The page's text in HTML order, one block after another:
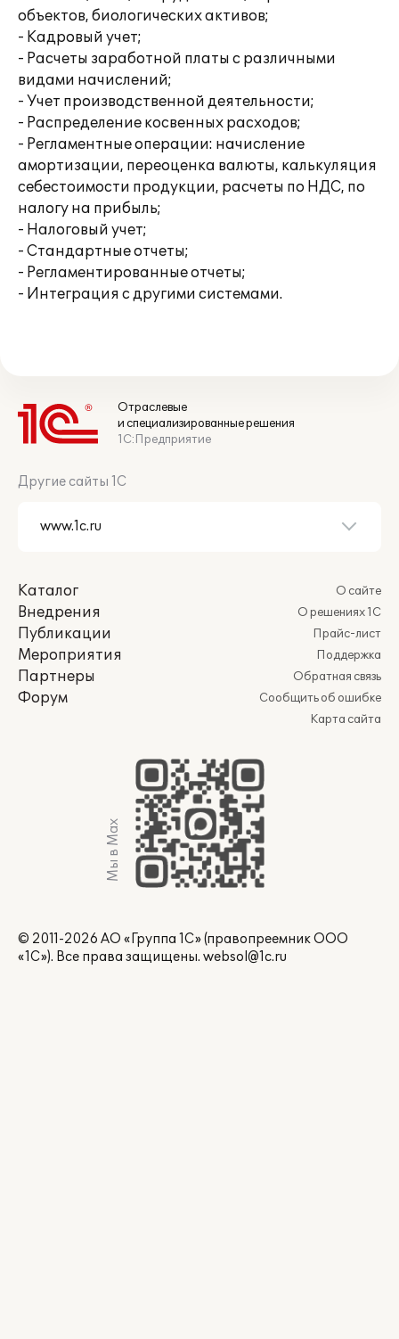
объектов, биологических активов;
- Кадровый учет;
- Расчеты заработной платы с различными
видами начислений;
- Учет производственной деятельности;
- Распределение косвенных расходов;
- Регламентные операции: начисление
амортизации, переоценка валюты, калькуляция
себестоимости продукции, расчеты по НДС, по
налогу на прибыль;
- Налоговый учет;
- Стандартные отчеты;
- Регламентированные отчеты;
- Интеграция с другими системами.
Отраслевые
и специализированные решения
1С:Предприятие
Другие сайты 1С
Каталог
Внедрения
Публикации
Мероприятия
Партнеры
Форум
О сайте
О решениях 1С
Прайс-лист
Поддержка
Обратная связь
Сообщить об ошибке
Карта сайта
Мы в Max
© 2011-2026 АО «Группа 1С» (правопреемник ООО
«1С»). Все права защищены. websol@1c.ru